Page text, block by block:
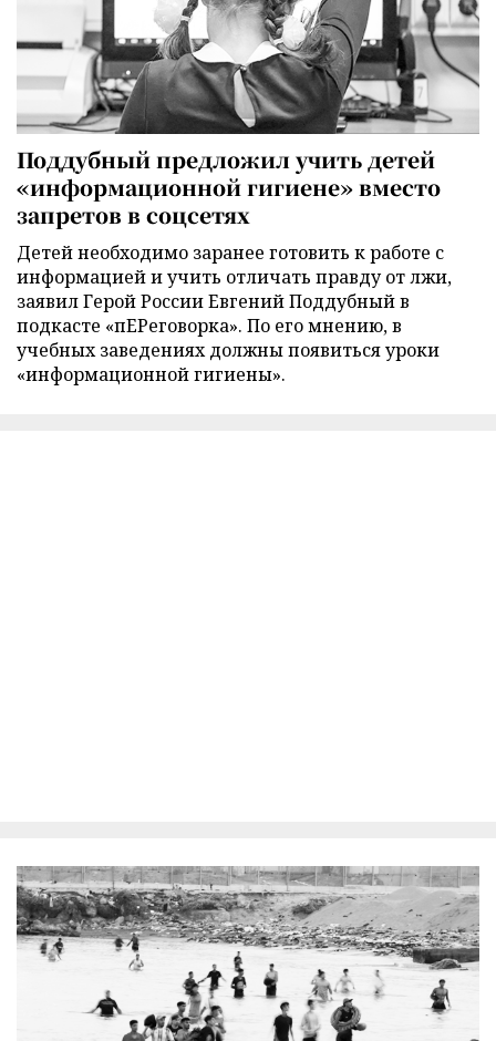
Поддубный предложил учить детей
«информационной гигиене» вместо
запретов в соцсетях
Детей необходимо заранее готовить к работе с
информацией и учить отличать правду от лжи,
заявил Герой России Евгений Поддубный в
подкасте «пЕРеговорка». По его мнению, в
учебных заведениях должны появиться уроки
«информационной гигиены».